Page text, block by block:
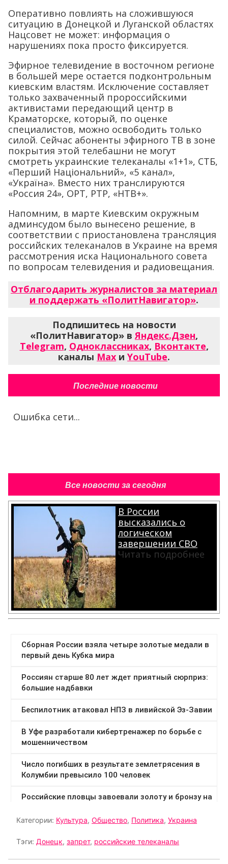
Оперативно повлиять на сложившуюся
ситуацию в Донецкой и Луганской областях
Нацсовет не может: информация о
нарушениях пока просто фиксируется.
Эфирное телевидение в восточном регионе
в большей мере остается подконтрольным
киевским властям. Исключение составляет
только захваченный пророссийскими
активистами передающий центр в
Краматорске, который, по оценке
специалистов, можно освободить только
силой. Сейчас абоненты эфирного ТВ в зоне
покрытия этой телебашни не могут
смотреть украинские телеканалы «1+1», СТБ,
«Перший Національний», «5 канал»,
«Україна». Вместо них транслируются
«Россия 24», ОРТ, РТР, «НТВ+».
Напомним, в марте Киевским окружным
админсудом было вынесено решение, в
соответствии с приостановлена ​​трансляция
российских телеканалов в Украине на время
рассмотрения иска Национального совета
по вопросам телевидения и радиовещания.
Отблагодарить журналистов за материал
и поддержать «ПолитНавигатор».
Подпишитесь на новости
«ПолитНавигатор» вЯндекс.Дзен,
Telegram, Одноклассниках, Вконтакте,
каналы Max и YouTube.
Последние новости
Ошибка сети...
Все новости за сегодня
В России
высказались о
логическом
завершении СВО
Читать подробнее
Категории: Культура, Общество, Политика, Украина
Тэги: Донецк, запрет, российские телеканалы